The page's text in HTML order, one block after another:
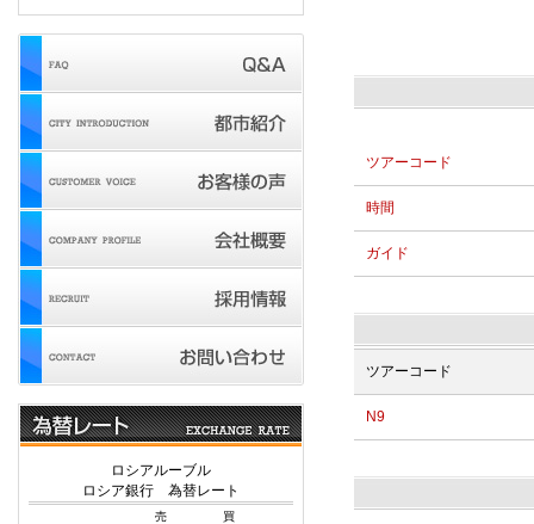
ツアーコード
時間
ガイド
ツアーコード
N9
ロシアルーブル
ロシア銀行 為替レート
売
買